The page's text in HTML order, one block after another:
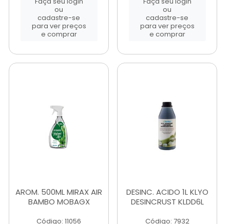
ou
cadastre-se
para ver preços
e comprar
ou
cadastre-se
para ver preços
e comprar
AROM. 500ML MIRAX AIR
BAMBO MOBAGX
Código: 11056
DESINC. ACIDO 1L KLYO
DESINCRUST KLDD6L
Código: 7932